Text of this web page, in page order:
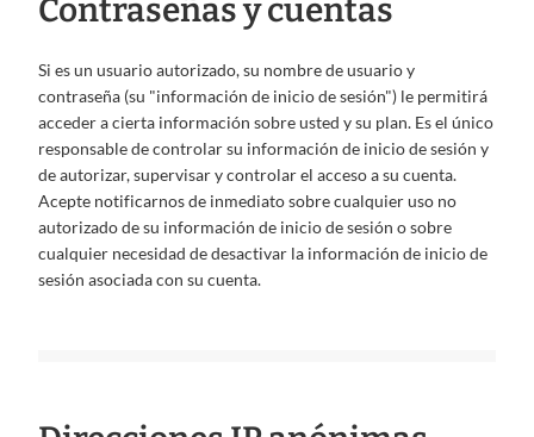
Contraseñas y cuentas
Si es un usuario autorizado, su nombre de usuario y
contraseña (su "información de inicio de sesión") le permitirá
acceder a cierta información sobre usted y su plan. Es el único
responsable de controlar su información de inicio de sesión y
de autorizar, supervisar y controlar el acceso a su cuenta.
Acepte notificarnos de inmediato sobre cualquier uso no
autorizado de su información de inicio de sesión o sobre
cualquier necesidad de desactivar la información de inicio de
sesión asociada con su cuenta.